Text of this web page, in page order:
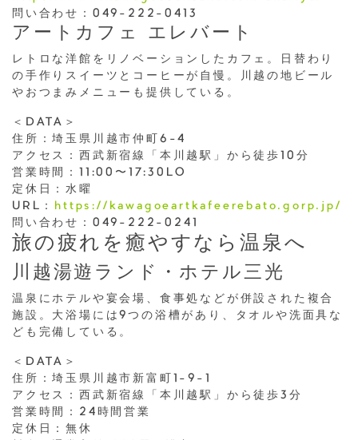
問い合わせ：049-222-0413
アートカフェ エレバート
レトロな洋館をリノベーションしたカフェ。日替わり
の手作りスイーツとコーヒーが自慢。川越の地ビール
やおつまみメニューも提供している。
＜DATA＞
住所：埼玉県川越市仲町6-4
アクセス：西武新宿線「本川越駅」から徒歩10分
営業時間：11:00〜17:30LO
定休日：水曜
URL：
https://kawagoeartkafeerebato.gorp.jp/
問い合わせ：049-222-0241
旅の疲れを癒やすなら温泉へ
川越湯遊ランド・ホテル三光
温泉にホテルや宴会場、食事処などが併設された複合
施設。大浴場には9つの浴槽があり、タオルや洗面具な
ども完備している。
＜DATA＞
住所：埼玉県川越市新富町1-9-1
アクセス：西武新宿線「本川越駅」から徒歩3分
営業時間：24時間営業
定休日：無休